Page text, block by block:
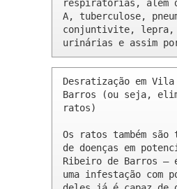
respiratórias, além
A, tuberculose,
conjuntivite, lepra,
urinárias e assim
Desratização em
Barros (ou seja,
ratos)
Os ratos também são
de doenças em
Ribeiro de Barros –
uma infestação com